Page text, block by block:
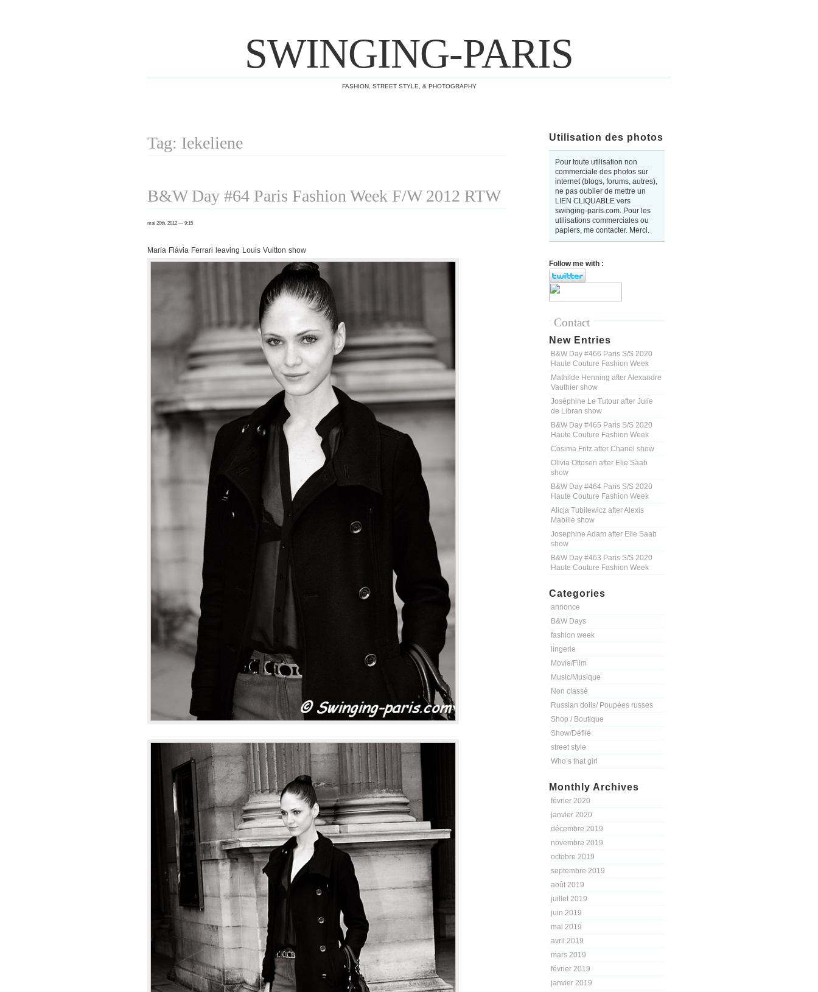
SWINGING-PARIS
FASHION, STREET STYLE, & PHOTOGRAPHY
Utilisation des photos
Pour toute utilisation non
commerciale des photos sur
internet (blogs, forums, autres),
ne pas oublier de mettre un
LIEN CLIQUABLE vers
swinging-paris.com. Pour les
utilisations commerciales ou
papiers, me contacter. Merci.
Follow me with :
Contact
New Entries
B&W Day #466 Paris S/S 2020
Haute Couture Fashion Week
Mathilde Henning after Alexandre
Vauthier show
Joséphine Le Tutour after Julie
de Libran show
B&W Day #465 Paris S/S 2020
Haute Couture Fashion Week
Cosima Fritz after Chanel show
Olivia Ottosen after Elie Saab
show
B&W Day #464 Paris S/S 2020
Haute Couture Fashion Week
Alicja Tubilewicz after Alexis
Mabille show
Josephine Adam after Elie Saab
show
B&W Day #463 Paris S/S 2020
Haute Couture Fashion Week
Categories
annonce
B&W Days
fashion week
lingerie
Movie/Film
Music/Musique
Non classé
Russian dolls/ Poupées russes
Shop / Boutique
Show/Défilé
street style
Who’s that girl
Monthly Archives
février 2020
janvier 2020
décembre 2019
novembre 2019
octobre 2019
septembre 2019
août 2019
juillet 2019
juin 2019
mai 2019
avril 2019
mars 2019
février 2019
janvier 2019
Tag: Iekeliene
B&W Day #64 Paris Fashion Week F/W 2012 RTW
mai 20th, 2012 — 9:15
Maria Flávia Ferrari leaving Louis Vuitton show